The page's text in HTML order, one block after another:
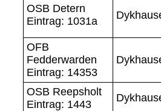
OSB Detern
Eintrag: 1031a
OFB
Fedderwarden
Eintrag: 14353
OSB Reepsholt
Eintrag: 1443